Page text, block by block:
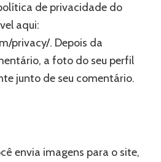
de privacidade do
aqui:
privacy/. Depois da
a foto do seu perfil
junto de seu comentário.
envia imagens para o site,